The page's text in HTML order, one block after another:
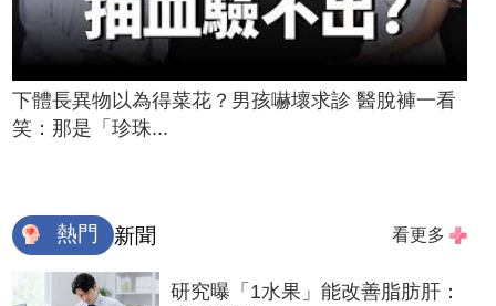
下體長異物以為得菜花？男孩嚇壞求診 醫脫褲一看
笑：那是「珍珠...
熱門 新聞 看更多
研究曝「1水果」能改善脂肪肝：